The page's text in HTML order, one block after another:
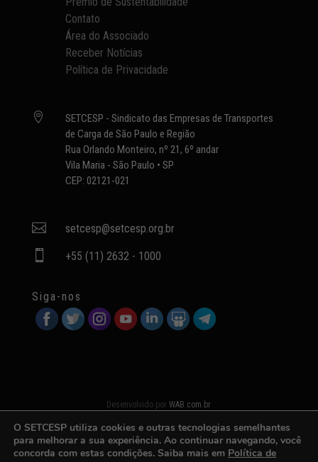
Contato
Área do Associado
Receber Notícias
Política de Privacidade

SETCESP - Sindicato das Empresas de Transportes
de Carga de São Paulo e Região
Rua Orlando Monteiro, nº 21, 6º andar
Vila Maria - São Paulo • SP
CEP: 02121-021
 setcesp@setcesp.org.br
 +55 (11) 2632 - 1000
Siga-nos
Desenvolvido porWAB.com.br
O SETCESP utiliza cookies e outras tecnologias semelhantes
para melhorar a sua experiência. Ao continuar navegando, você
concorda com estas condições. Saiba mais em Política de